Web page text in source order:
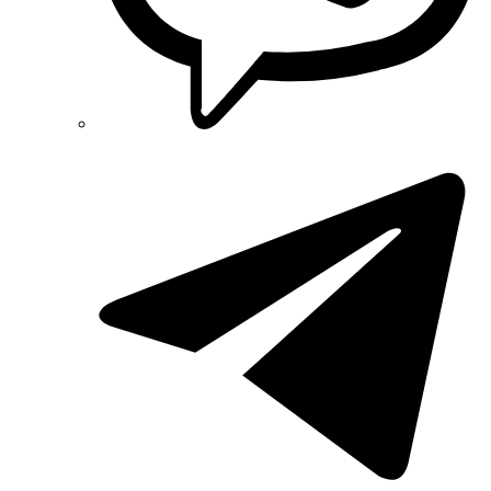
REM POWER (Словения)
Schneider-Electric (Франция)
Siemens (Германия)
Technoelectric (Италия)
Technosystems (Украина)
TEKPAN (Турция)